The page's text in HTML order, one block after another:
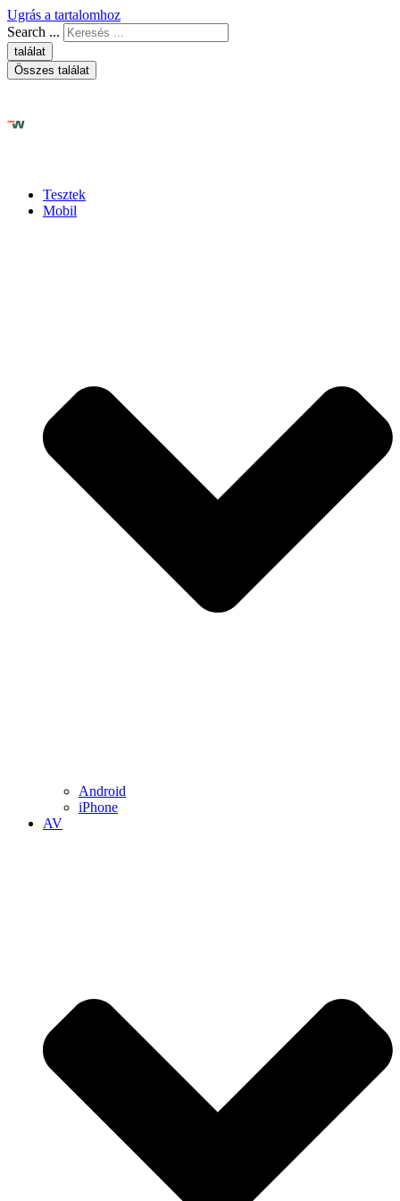
Ugrás a tartalomhoz
Search ...
találat
Összes találat
Tesztek
Mobil
Android
iPhone
AV